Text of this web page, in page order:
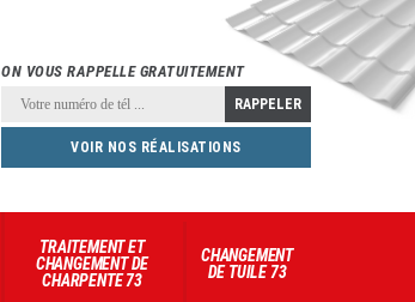
ON VOUS RAPPELLE GRATUITEMENT
VOIR NOS RÉALISATIONS
TRAITEMENT ET
CHANGEMENT DE
CHARPENTE 73
CHANGEMENT
DE TUILE 73